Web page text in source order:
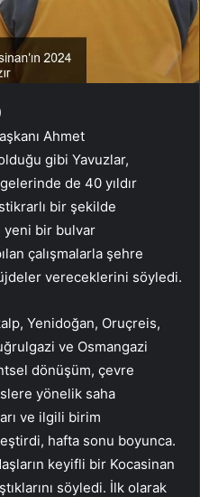
Ahmet
gibi Yavuzlar,
de 40 yıldır
bir şekilde
bir bulvar
çalışmalarla şehre
vereceklerini söyledi.
Yenidoğan, Oruçreis,
ve Osmangazi
dönüşüm, çevre
yönelik saha
ve ilgili birim
hafta sonu boyunca.
keyifli bir Kocasinan
söyledi. İlk olarak